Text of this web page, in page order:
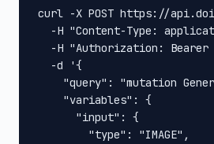
curl -X POST https://
-H "Content-Type:
-H "Authorization: Bearer
  -d '{
"query": "mutation
    "variables": {
      "input": {
        "type": "IMAGE",